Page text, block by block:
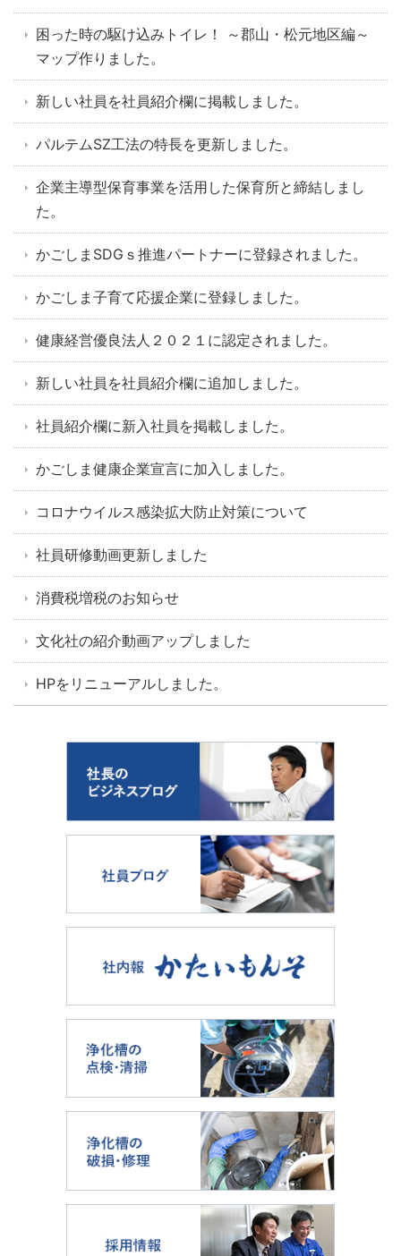
困った時の駆け込みトイレ！ ～郡山・松元地区編～
マップ作りました。
新しい社員を社員紹介欄に掲載しました。
パルテムSZ工法の特長を更新しました。
企業主導型保育事業を活用した保育所と締結しまし
た。
かごしまSDGｓ推進パートナーに登録されました。
かごしま子育て応援企業に登録しました。
健康経営優良法人２０２１に認定されました。
新しい社員を社員紹介欄に追加しました。
社員紹介欄に新入社員を掲載しました。
かごしま健康企業宣言に加入しました。
コロナウイルス感染拡大防止対策について
社員研修動画更新しました
消費税増税のお知らせ
文化社の紹介動画アップしました
HPをリニューアルしました。